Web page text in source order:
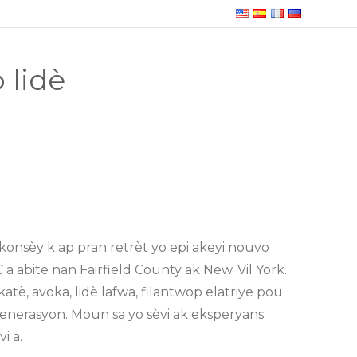
lidè
k ap pran retrèt yo epi akeyi nouvo
abite nan Fairfield County ak New. Vil York.
avoka, lidè lafwa, filantwop elatriye pou
Moun sa yo sèvi ak eksperyans
a.